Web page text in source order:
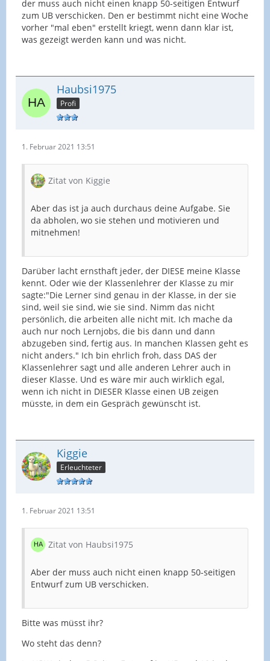
der muss auch nicht einen knapp 50-seitigen Entwurf
zum UB verschicken. Den er bestimmt nicht eine Woche
vorher "mal eben" erstellt kriegt, wenn dann klar ist,
was gezeigt werden kann und was nicht.
Haubsi1975
Profi
1. Februar 2021 13:51
Zitat von Kiggie
Aber das ist ja auch durchaus deine Aufgabe. Sie
da abholen, wo sie stehen und motivieren und
mitnehmen!
Darüber lacht ernsthaft jeder, der DIESE meine Klasse
kennt. Oder wie der Klassenlehrer der Klasse zu mir
sagte:"Die Lerner sind genau in der Klasse, in der sie
sind, weil sie sind, wie sie sind. Nimm das nicht
persönlich, die arbeiten alle nicht mit. Ich mache da
auch nur noch Lernjobs, die bis dann und dann
abzugeben sind, fertig aus. In manchen Klassen geht es
nicht anders." Ich bin ehrlich froh, dass DAS der
Klassenlehrer sagt und alle anderen Lehrer auch in
dieser Klasse. Und es wäre mir auch wirklich egal,
wenn ich nicht in DIESER Klasse einen UB zeigen
müsste, in dem ein Gespräch gewünscht ist.
Kiggie
Erleuchteter
1. Februar 2021 13:51
Zitat von Haubsi1975
Aber der muss auch nicht einen knapp 50-seitigen
Entwurf zum UB verschicken.
Bitte was müsst ihr?
Wo steht das denn?